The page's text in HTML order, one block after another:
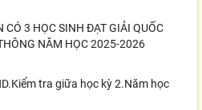
CÓ 3 HỌC SINH ĐẠT GIẢI QUỐC
NĂM HỌC 2025-2026
tra giữa học kỳ 2.Năm học